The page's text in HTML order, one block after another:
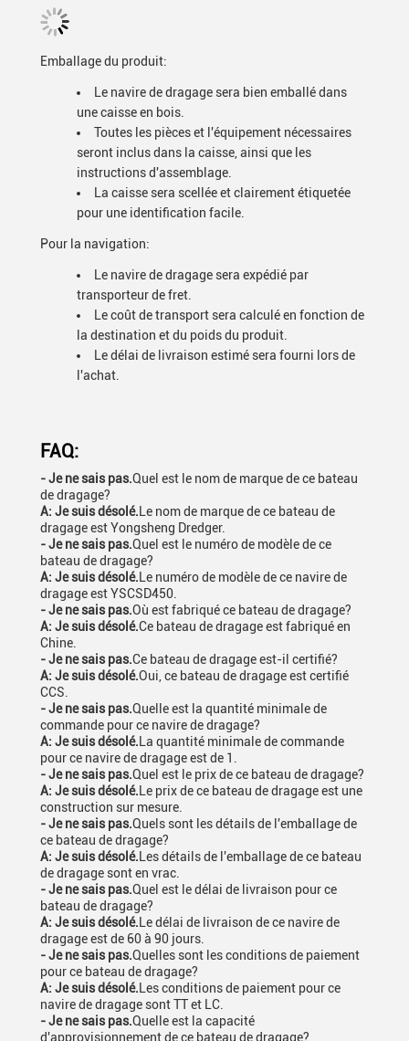
Emballage du produit:
Le navire de dragage sera bien emballé dans
une caisse en bois.
Toutes les pièces et l'équipement nécessaires
seront inclus dans la caisse, ainsi que les
instructions d'assemblage.
La caisse sera scellée et clairement étiquetée
pour une identification facile.
Pour la navigation:
Le navire de dragage sera expédié par
transporteur de fret.
Le coût de transport sera calculé en fonction de
la destination et du poids du produit.
Le délai de livraison estimé sera fourni lors de
l'achat.
FAQ:
- Je ne sais pas.Quel est le nom de marque de ce bateau
de dragage?
A: Je suis désolé. Le nom de marque de ce bateau de
dragage est Yongsheng Dredger.
- Je ne sais pas.Quel est le numéro de modèle de ce
bateau de dragage?
A: Je suis désolé. Le numéro de modèle de ce navire de
dragage est YSCSD450.
- Je ne sais pas.Où est fabriqué ce bateau de dragage?
A: Je suis désolé.Ce bateau de dragage est fabriqué en
Chine.
- Je ne sais pas.Ce bateau de dragage est-il certifié?
A: Je suis désolé.Oui, ce bateau de dragage est certifié
CCS.
- Je ne sais pas.Quelle est la quantité minimale de
commande pour ce navire de dragage?
A: Je suis désolé. La quantité minimale de commande
pour ce navire de dragage est de 1.
- Je ne sais pas.Quel est le prix de ce bateau de dragage?
A: Je suis désolé. Le prix de ce bateau de dragage est une
construction sur mesure.
- Je ne sais pas.Quels sont les détails de l'emballage de
ce bateau de dragage?
A: Je suis désolé. Les détails de l'emballage de ce bateau
de dragage sont en vrac.
- Je ne sais pas.Quel est le délai de livraison pour ce
bateau de dragage?
A: Je suis désolé. Le délai de livraison de ce navire de
dragage est de 60 à 90 jours.
- Je ne sais pas.Quelles sont les conditions de paiement
pour ce bateau de dragage?
A: Je suis désolé. Les conditions de paiement pour ce
navire de dragage sont TT et LC.
- Je ne sais pas.Quelle est la capacité
d'approvisionnement de ce bateau de dragage?